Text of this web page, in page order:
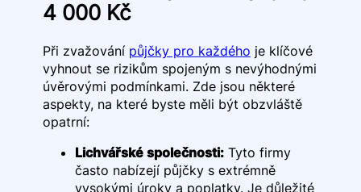
4 000 Kč
Při zvažování půjčky pro každého je klíčové
vyhnout se rizikům spojeným s nevýhodnými
úvěrovými podmínkami. Zde jsou některé
aspekty, na které byste měli být obzvláště
opatrní:
Lichvářské společnosti:Tyto firmy
často nabízejí půjčky s extrémně
vysokými úroky a poplatky. Je důležité